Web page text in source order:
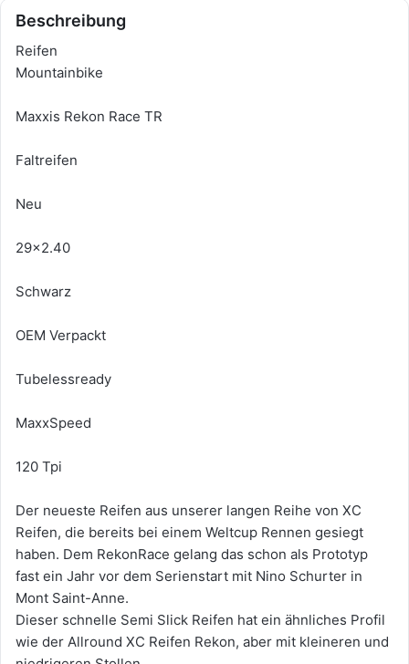
Beschreibung
Reifen
Mountainbike
Maxxis Rekon Race TR
Faltreifen
Neu
29x2.40
Schwarz
OEM Verpackt
Tubelessready
MaxxSpeed
120 Tpi
Der neueste Reifen aus unserer langen Reihe von XC
Reifen, die bereits bei einem Weltcup Rennen gesiegt
haben. Dem RekonRace gelang das schon als Prototyp
fast ein Jahr vor dem Serienstart mit Nino Schurter in
Mont Saint-Anne.
Dieser schnelle Semi Slick Reifen hat ein ähnliches Profil
wie der Allround XC Reifen Rekon, aber mit kleineren und